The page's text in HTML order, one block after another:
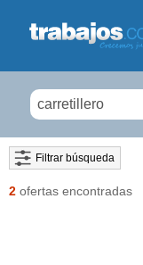
Filtrar búsqueda
2 ofertas encontradas